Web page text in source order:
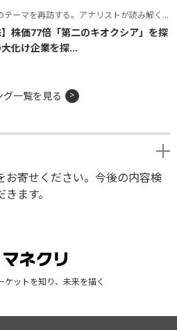
ーマを再訪する。アナリストが読み解くテーマの本質
】株価77倍「第二のキオクシア」を探
化け企業を探...
グ一覧を見る
お寄せください。今後の内容検
ます。
ケットを知り、未来を描く